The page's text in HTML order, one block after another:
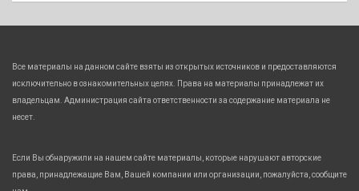
Все материалы на данном сайте взяты из открытых источников и предоставляются
исключительно в ознакомительных целях. Права на материалы принадлежат их
владельцам. Администрация сайта ответственности за содержание материала не
несет.
Если Вы обнаружили на нашем сайте материалы, которые нарушают авторские
права, принадлежащие Вам, Вашей компании или организации, пожалуйста, сообщите